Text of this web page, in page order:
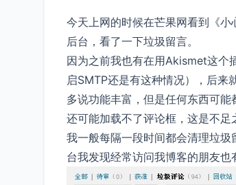
今天上网的时候在芒果网看到《
后台，看了一下垃圾留言。
因为之前我也有在用Akismet这个
启SMTP还是有这种情况），后来
多说功能丰富，但是任何东西可
还可能加载不了评论框，这是不足
我一般每隔一段时间都会清理垃
台我发现经常访问我博客的朋友也